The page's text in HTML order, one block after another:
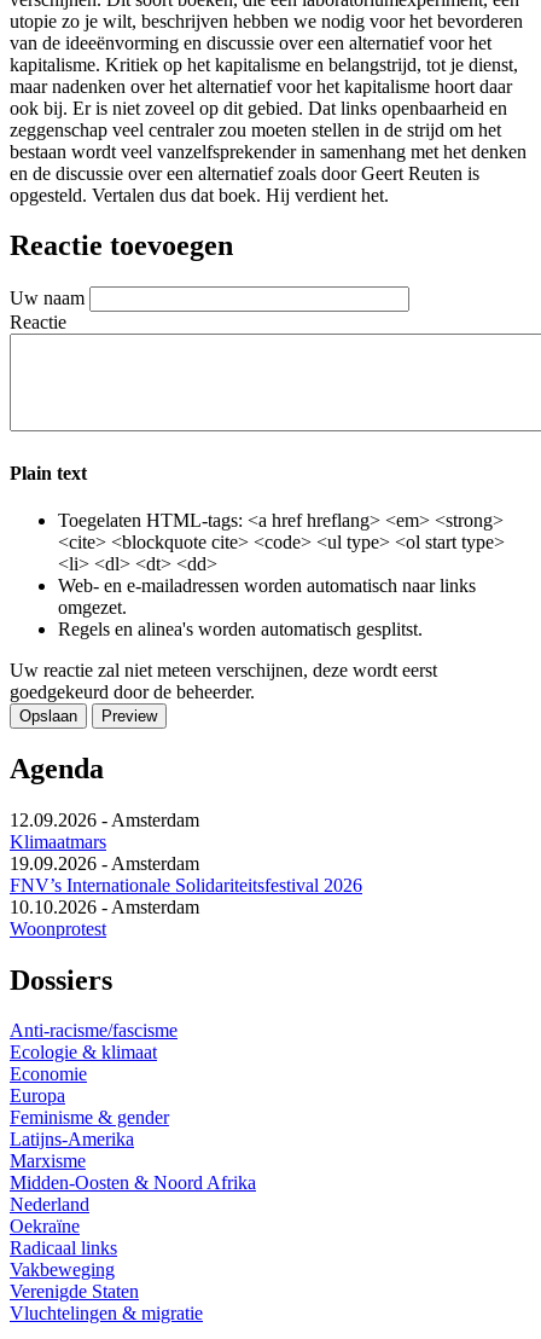
utopie zo je wilt, beschrijven hebben we nodig voor het bevorderen
van de ideeënvorming en discussie over een alternatief voor het
kapitalisme. Kritiek op het kapitalisme en belangstrijd, tot je dienst,
maar nadenken over het alternatief voor het kapitalisme hoort daar
ook bij. Er is niet zoveel op dit gebied. Dat links openbaarheid en
zeggenschap veel centraler zou moeten stellen in de strijd om het
bestaan wordt veel vanzelfsprekender in samenhang met het denken
en de discussie over een alternatief zoals door Geert Reuten is
opgesteld. Vertalen dus dat boek. Hij verdient het.
Reactie toevoegen
Uw naam
Reactie
Plain text
Toegelaten HTML-tags: <a href hreflang> <em> <strong>
<cite> <blockquote cite> <code> <ul type> <ol start type>
<li> <dl> <dt> <dd>
Web- en e-mailadressen worden automatisch naar links
omgezet.
Regels en alinea's worden automatisch gesplitst.
Uw reactie zal niet meteen verschijnen, deze wordt eerst
goedgekeurd door de beheerder.
Agenda
12.09.2026 - Amsterdam
Klimaatmars
19.09.2026 - Amsterdam
FNV’s Internationale Solidariteitsfestival 2026
10.10.2026 - Amsterdam
Woonprotest
Dossiers
Anti-racisme/fascisme
Ecologie & klimaat
Economie
Europa
Feminisme & gender
Latijns-Amerika
Marxisme
Midden-Oosten & Noord Afrika
Nederland
Oekraïne
Radicaal links
Vakbeweging
Verenigde Staten
Vluchtelingen & migratie